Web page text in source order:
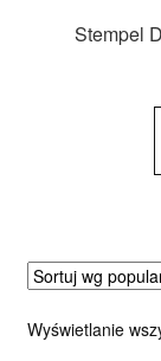
Stempel
Wyświetlanie